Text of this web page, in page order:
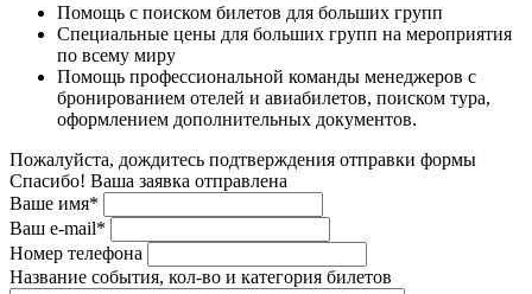
Помощь с поиском билетов для больших групп
Специальные цены для больших групп на мероприятия
по всему миру
Помощь профессиональной команды менеджеров с
бронированием отелей и авиабилетов, поиском тура,
оформлением дополнительных документов.
Пожалуйста, дождитесь подтверждения отправки формы
Спасибо! Ваша заявка отправлена
Ваше имя*
Ваш e-mail*
Номер телефона
Название события, кол-во и категория билетов